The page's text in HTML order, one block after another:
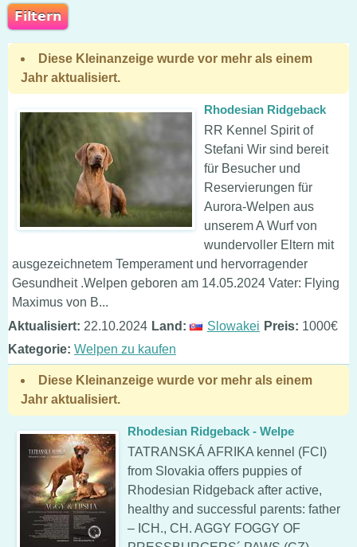
Diese Kleinanzeige wurde vor mehr als einem
Jahr aktualisiert.
Rhodesian Ridgeback
RR Kennel Spirit of
Stefani Wir sind bereit
für Besucher und
Reservierungen für
Aurora-Welpen aus
unserem A Wurf von
wundervoller Eltern mit
ausgezeichnetem Temperament und hervorragender
Gesundheit .Welpen geboren am 14.05.2024 Vater: Flying
Maximus von B...
Aktualisiert: 22.10.2024 Land: Slowakei Preis: 1000€
Kategorie: Welpen zu kaufen
Diese Kleinanzeige wurde vor mehr als einem
Jahr aktualisiert.
Rhodesian Ridgeback - Welpe
TATRANSKÁ AFRIKA kennel (FCI)
from Slovakia offers puppies of
Rhodesian Ridgeback after active,
healthy and successful parents: father
– ICH., CH. AGGY FOGGY OF